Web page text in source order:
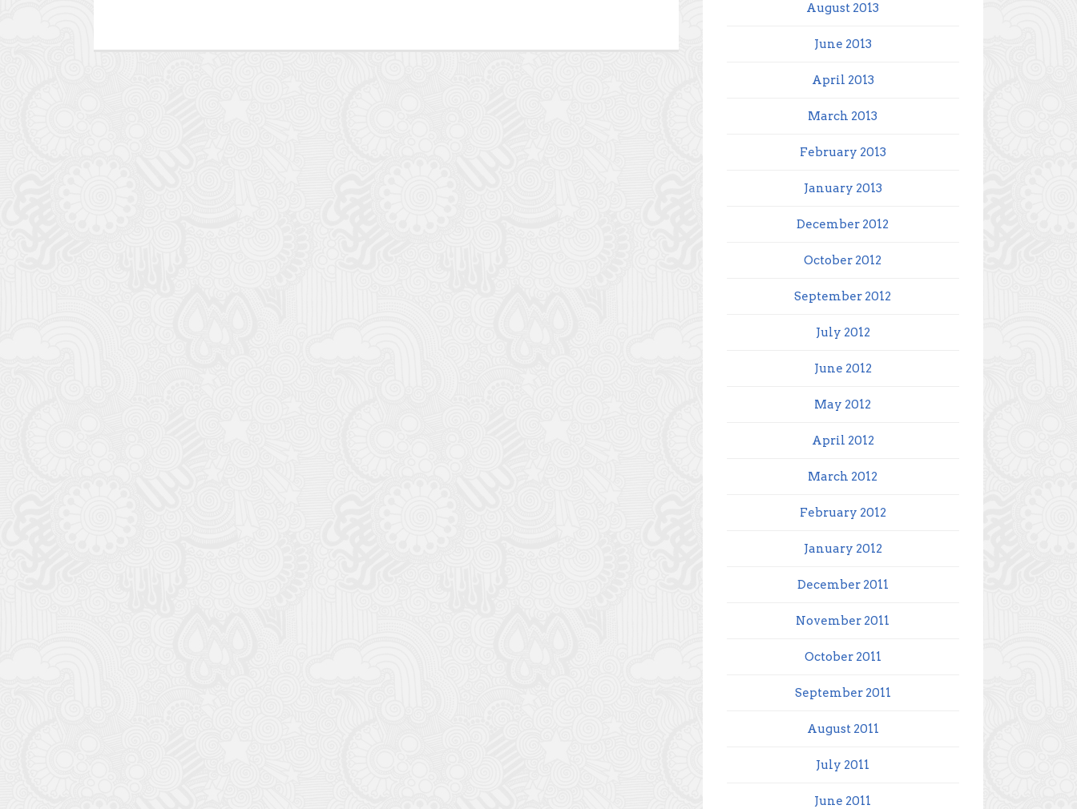
August 2013
June 2013
April 2013
March 2013
February 2013
January 2013
December 2012
October 2012
September 2012
July 2012
June 2012
May 2012
April 2012
March 2012
February 2012
January 2012
December 2011
November 2011
October 2011
September 2011
August 2011
July 2011
June 2011